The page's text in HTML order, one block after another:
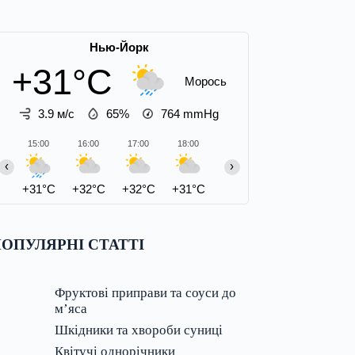
Нью-Йорк
+31°C Морось
3.9 м/с 65% 764 mmHg
15:00
+31°C
16:00
+32°C
17:00
+32°C
18:00
+31°C
‹ ›
СТАТТІ
Фруктові приправи та соуси до
м’яса
Шкідники та хвороби суниці
Квітучі однорічники